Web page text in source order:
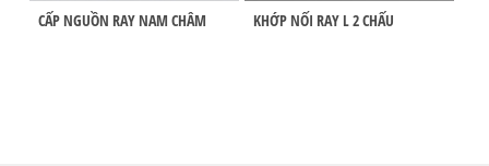
CẤP NGUỒN RAY NAM CHÂM KHỚP NỐI RAY L 2 CHẤU